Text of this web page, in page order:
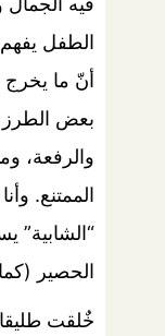
الطفل يفهم
أنّ ما
بعض الطرز
والرفعة،
الممتنع.
“الشابية”
الحصير
خٌلقت